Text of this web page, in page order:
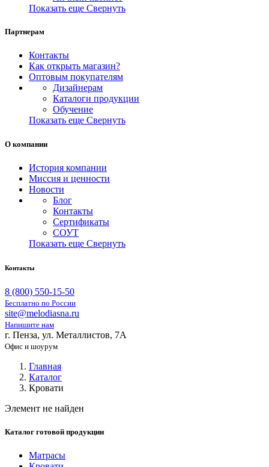
Показать еще Свернуть
Партнерам
Контакты
Как открыть магазин?
Оптовым покупателям
Дизайнерам
Каталоги продукции
Обучение
Показать еще Свернуть
О компании
История компании
Миссия и ценности
Новости
Блог
Контакты
Сертификаты
СОУТ
Показать еще Свернуть
Контакты
8 (800) 550-15-50
Бесплатно по России
site@melodiasna.ru
Напишите нам
г. Пенза, ул. Металлистов, 7А
Офис и шоурум
Главная
Каталог
Кровати
Элемент не найден
Каталог готовой продукции
Матрасы